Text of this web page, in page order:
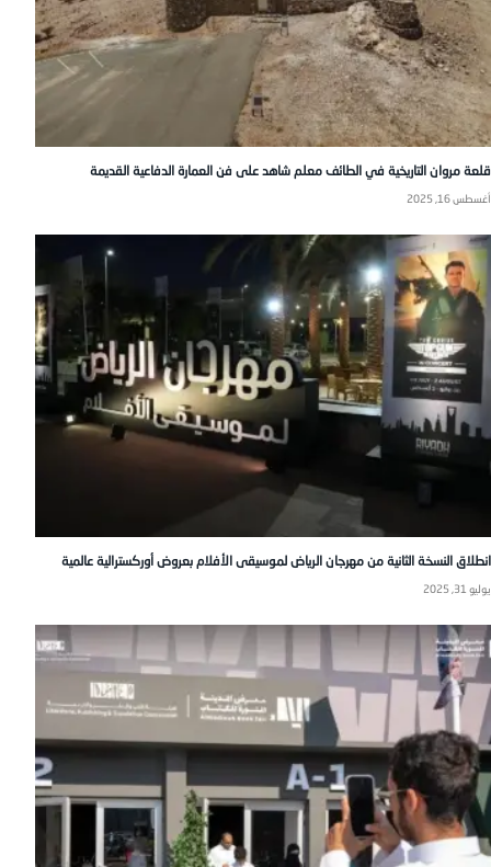
قلعة مروان التاريخية في الطائف معلم شاهد على فن العمارة الدفاعية القديمة
أغسطس 16, 2025
انطلاق النسخة الثانية من مهرجان الرياض لموسيقى الأفلام بعروض أوركسترالية عالمية
يوليو 31, 2025